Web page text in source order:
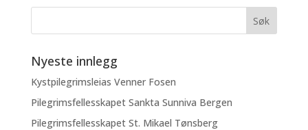
Nyeste innlegg
Kystpilegrimsleias Venner Fosen
Pilegrimsfellesskapet Sankta Sunniva Bergen
Pilegrimsfellesskapet St. Mikael Tønsberg